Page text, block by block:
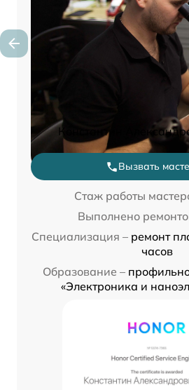
Константин
Вызвать
Стаж работы
Выполнено
Специализация – ремонт
часов
Образование –
«Электроника и